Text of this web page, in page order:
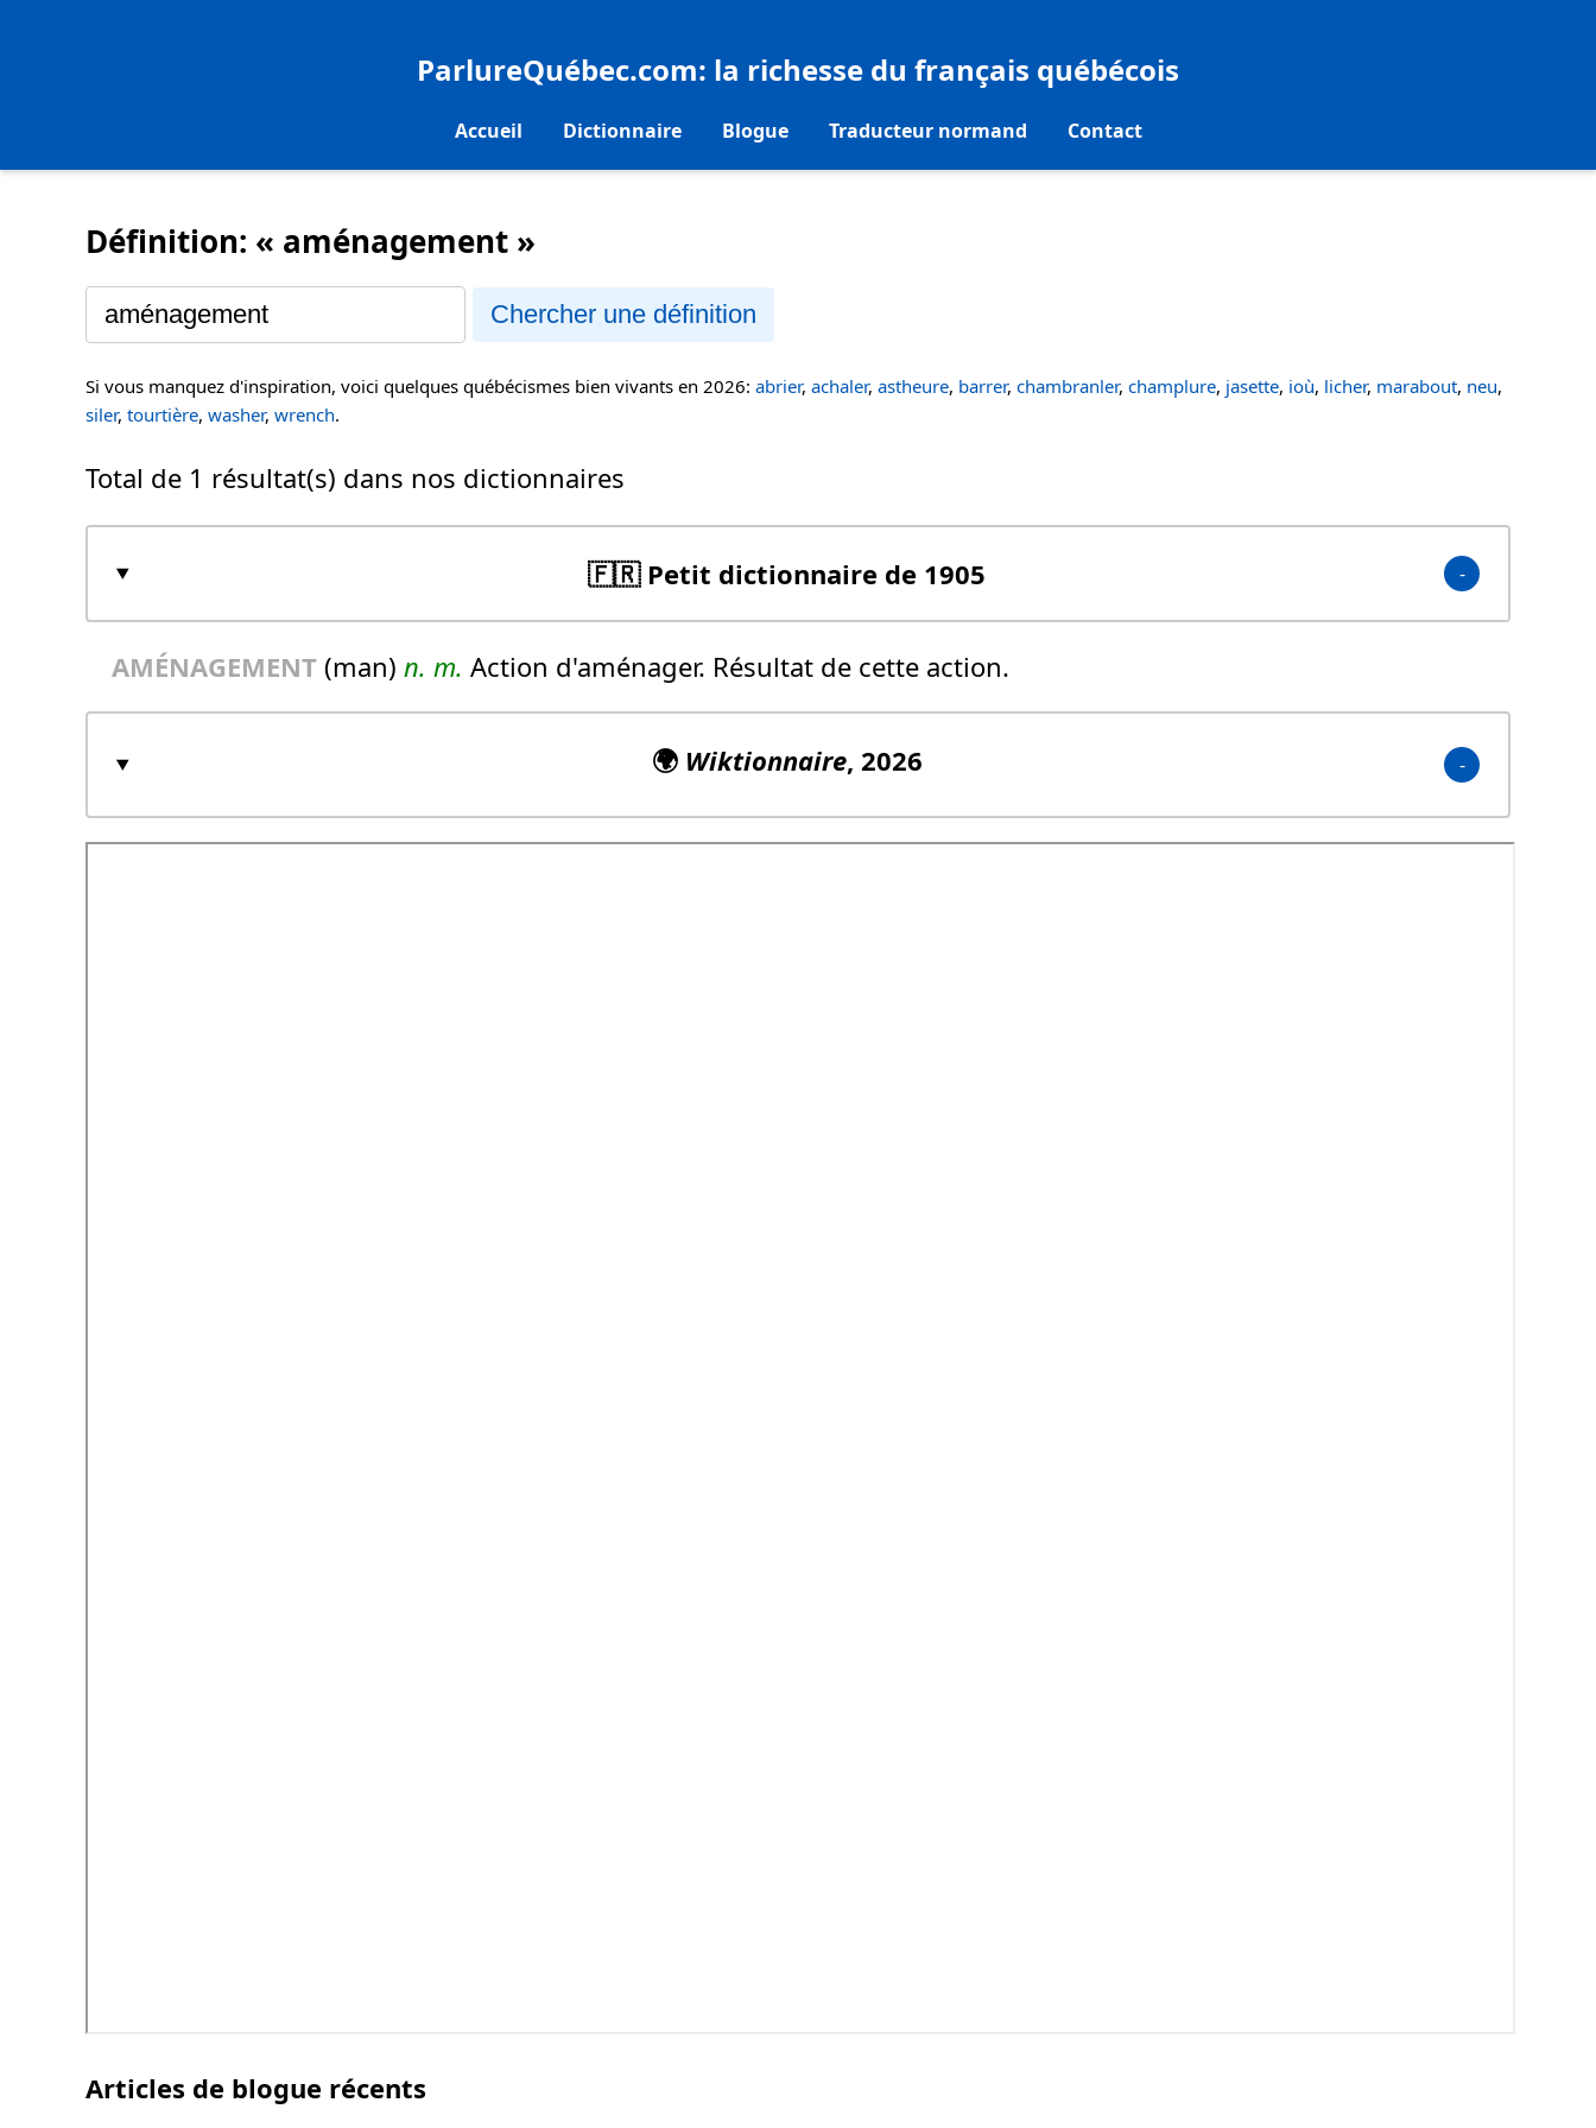
ParlureQuébec.com: la richesse du français québécois
Accueil Dictionnaire Blogue Traducteur normand Contact
Définition: « aménagement »
Chercher une définition
Si vous manquez d'inspiration, voici quelques québécismes bien vivants en 2026: abrier, achaler, astheure, barrer, chambranler, champlure, jasette, ioù, licher, marabout, neu,
siler, tourtière, washer, wrench.
Total de 1 résultat(s) dans nos dictionnaires
🇫🇷 Petit dictionnaire de 1905
AMÉNAGEMENT (man) n. m. Action d'aménager. Résultat de cette action.
🌍 Wiktionnaire, 2026
Articles de blogue récents